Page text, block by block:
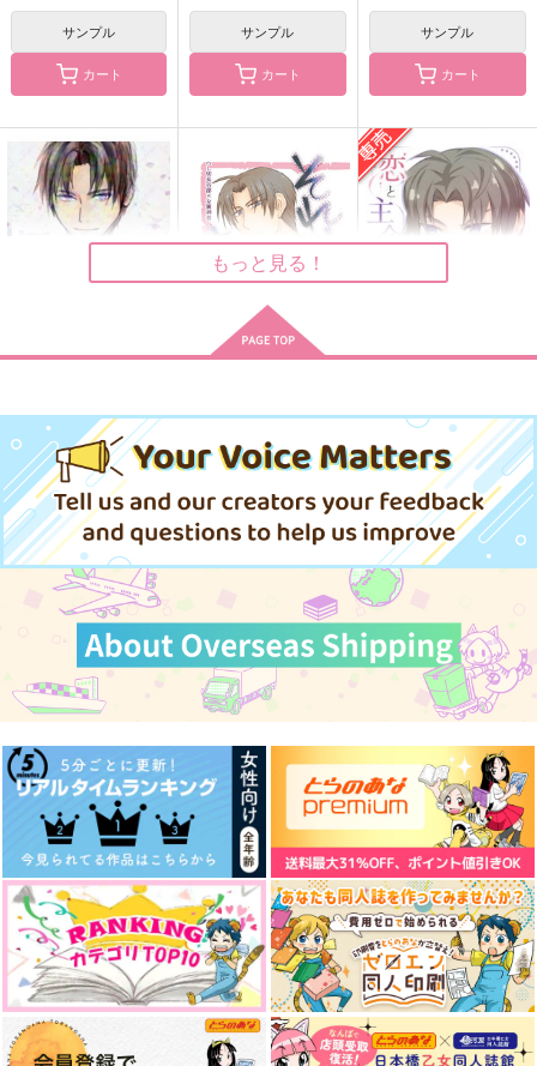
今日も厨は騒がしい1
～3再録集
かえるシチュー
2,044
オールキャラ
サンプル
作品詳細
今日も厨は騒がしい6
かえるシチュー
（税込）
サンプル
作品詳細
今日も厨は騒がしい5
かえるシチュー
787 （税込）
サンプル
作品詳細
竜歌えにし言祝
あめざいく
2,357円 （税込）
大倶利伽羅×歌仙兼定
サンプル
作品詳細
我侭一つ願うなら
燭台切光忠×歌仙兼定
サンプル
作品詳細
花葬の約束
おむすびおいしい
1,572
サンプル
作品詳細
最後に愛をひとさじ
楽園図書館
エドワルダの嘘再録集
エドワルダの嘘
あなたの声で世界が廻
る
サンプル
カート
サンプル
カート
サンプル
カート
氷獄園
1,430円（税込）
刀剣乱舞
へし切長谷部×男審神者
サンプル
カート
5075
535円（税込）
へし切長谷部×女審神者
Petrichor&Yomogi
専売 472円（税込）
刀剣乱舞
へし切長谷部×女審神者
サンプル
監サ官 -サウナーの長
義くん-
本人不在
専売 629円（税込）
刀剣乱舞
姥切国広
ふれて つないで はな
さないで
何らかの兆し
専売 787円（税込）
刀剣乱舞
へし切長谷部×女審神者
それこそが幸福なのだ
と
再生紙。
707円（税込）
刀剣乱舞
へし切長谷部×女審神者
もっと見る！